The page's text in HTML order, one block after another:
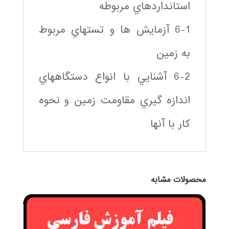
استانداردهاي مربوطه
6-1 آزمايش ها و تستهاي مربوط
به زمين
6-2 آشنايي با انواع دستگاههاي
اندازه گيري مقاومت زمين و نحوه
كار با آنها
محصولات مشابه